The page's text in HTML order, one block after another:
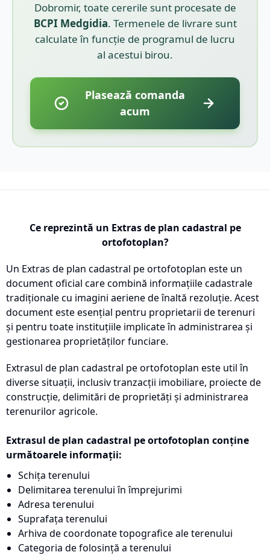
Dobromir, toate cererile sunt procesate de
BCPI Medgidia. Termenele de livrare sunt
calculate în funcție de programul de lucru
al acestui birou.
Plasează comanda
acum
Ce reprezintă un Extras de plan cadastral pe
ortofotoplan?
Un Extras de plan cadastral pe ortofotoplan este un
document oficial care combină informațiile cadastrale
tradiționale cu imagini aeriene de înaltă rezoluție. Acest
document este esențial pentru proprietarii de terenuri
și pentru toate instituțiile implicate în administrarea și
gestionarea proprietăților funciare.
Extrasul de plan cadastral pe ortofotoplan este util în
diverse situații, inclusiv tranzacții imobiliare, proiecte de
construcție, delimitări de proprietăți și administrarea
terenurilor agricole.
Extrasul de plan cadastral pe ortofotoplan conține
următoarele informații:
Schița terenului
Delimitarea terenului în împrejurimi
Adresa terenului
Suprafața terenului
Arhiva de coordonate topografice ale terenului
Categoria de folosință a terenului